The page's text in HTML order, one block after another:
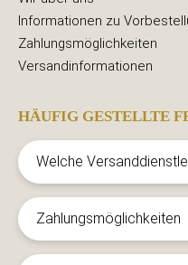
Informationen zu
Zahlungsmöglichkeiten
Versandinformationen
HÄUFIG GESTELLTE
Welche
Zahlungsmöglichkeiten